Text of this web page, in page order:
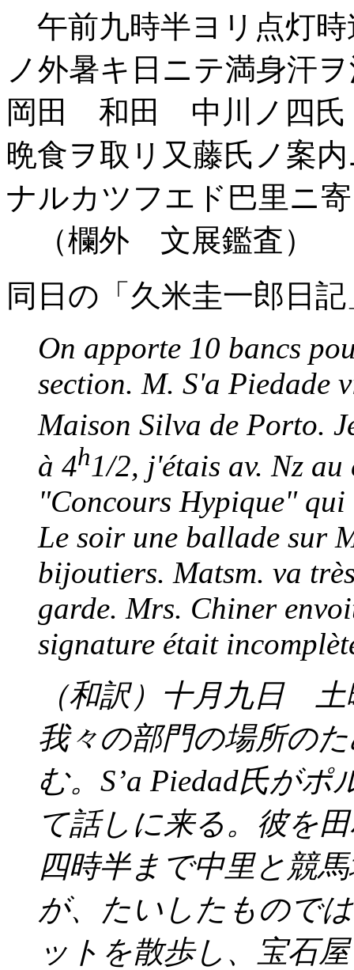
午前九時半ヨリ点灯
ノ外暑キ日ニテ満身
岡田 和田 中川ノ四氏
晩食ヲ取リ又藤氏ノ案
ナルカツフエド巴里ニ
（欄外 文展鑑査）
同日の「久米圭一郎日
On apporte 10 bancs
section. M. S'a Piedade
Maison Silva de Porto.
à 4h1/2, j'étais av. Nz
"Concours Hypique"
Le soir une ballade sur
bijoutiers. Matsm. va
garde. Mrs. Chiner
signature était
（和訳）十月九日
我々の部門の場所の
む。S’a Piedad氏が
て話しに来る。彼を
四時半まで中里と競
が、たいしたもので
ットを散歩し、宝石